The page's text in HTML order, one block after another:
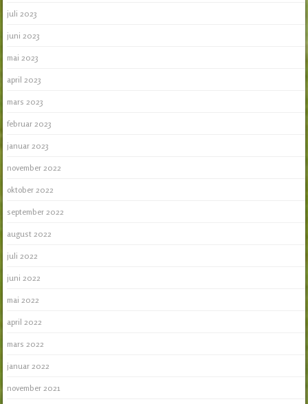
juli 2023
juni 2023
mai 2023
april 2023
mars 2023
februar 2023
januar 2023
november 2022
oktober 2022
september 2022
august 2022
juli 2022
juni 2022
mai 2022
april 2022
mars 2022
januar 2022
november 2021